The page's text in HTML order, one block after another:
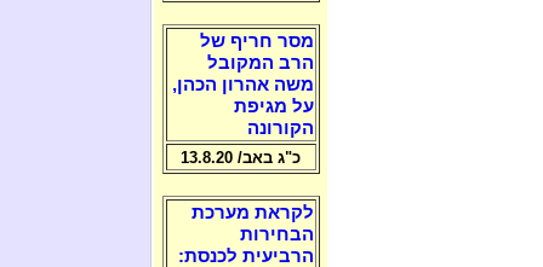
מסר חריף של
הרב המקובל
משה אהרון הכהן,
על מגיפת
הקורונה
כ"ג באב/ 13.8.20
לקראת מערכת
הבחירות
הרביעית לכנסת: